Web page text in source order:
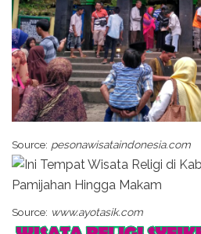
Source: pesonawisataindonesia.com
Source: www.ayotasik.com